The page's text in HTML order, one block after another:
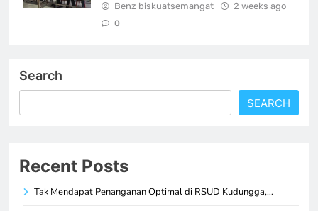
Benz biskuatsemangat 2 weeks ago
0
Search
SEARCH
Recent Posts
Tak Mendapat Penanganan Optimal di RSUD Kudungga,…